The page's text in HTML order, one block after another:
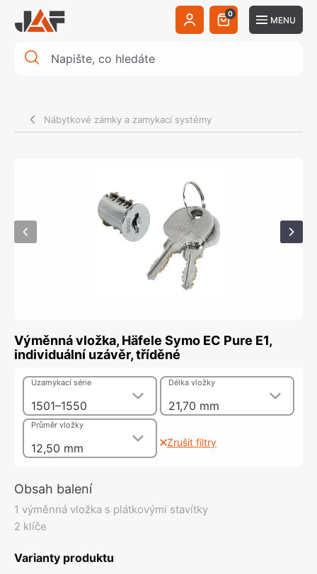
0
MENU
Nábytkové zámky a zamykací systémy
Výměnná vložka, Häfele Symo EC Pure E1,
individuální uzávěr, tříděné
1501–1550
Uzamykací série
21,70 mm
Délka vložky
12,50 mm
Průměr vložky
Zrušit filtry
Obsah balení
1 výměnná vložka s plátkovými stavítky
2 klíče
Varianty produktu